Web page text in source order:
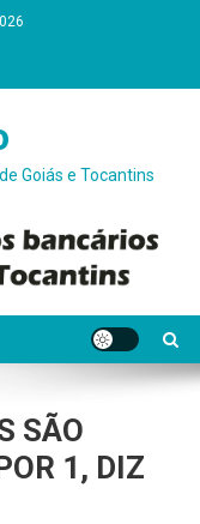
Goiás e Tocantins
SÃO
1, DIZ